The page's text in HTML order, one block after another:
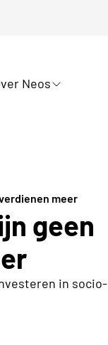
Neos
meer
geen
in socio-